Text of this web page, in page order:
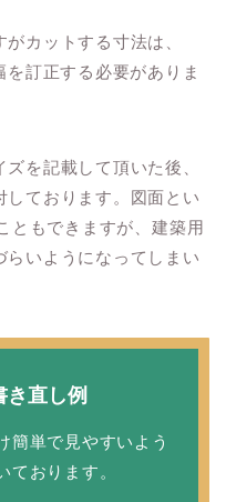
カットする寸法は、
訂正する必要がありま
を記載して頂いた後、
しております。図面とい
ともできますが、建築用
いようになってしまい
き直し例
簡単で見やすいよう
ております。